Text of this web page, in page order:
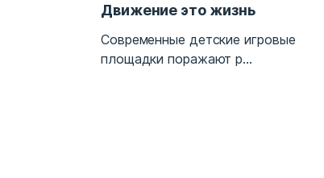
Движение это жизнь
Современные детские игровые
площадки поражают р...